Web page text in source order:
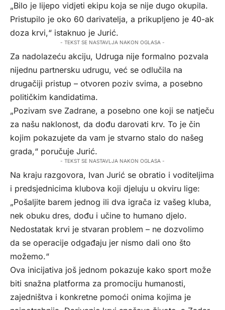
„Bilo je lijepo vidjeti ekipu koja se nije dugo okupila.
Pristupilo je oko 60 darivatelja, a prikupljeno je 40-ak
doza krvi,“ istaknuo je Jurić.
- TEKST SE NASTAVLJA NAKON OGLASA -
Za nadolazeću akciju, Udruga nije formalno pozvala
nijednu partnersku udrugu, već se odlučila na
drugačiji pristup – otvoren poziv svima, a posebno
političkim kandidatima.
„Pozivam sve Zadrane, a posebno one koji se natječu
za našu naklonost, da dođu darovati krv. To je čin
kojim pokazujete da vam je stvarno stalo do našeg
grada,“ poručuje Jurić.
- TEKST SE NASTAVLJA NAKON OGLASA -
Na kraju razgovora, Ivan Jurić se obratio i voditeljima
i predsjednicima klubova koji djeluju u okviru lige:
„Pošaljite barem jednog ili dva igrača iz vašeg kluba,
nek obuku dres, dođu i učine to humano djelo.
Nedostatak krvi je stvaran problem – ne dozvolimo
da se operacije odgađaju jer nismo dali ono što
možemo.“
Ova inicijativa još jednom pokazuje kako sport može
biti snažna platforma za promociju humanosti,
zajedništva i konkretne pomoći onima kojima je